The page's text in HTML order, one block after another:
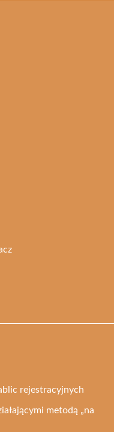
rejestracyjnych
metodą „na